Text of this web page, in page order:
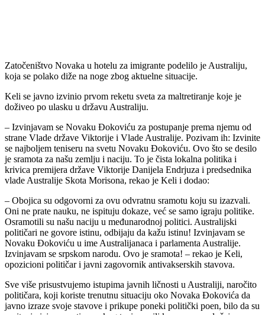
Zatočeništvo Novaka u hotelu za imigrante podelilo je Australiju,
koja se polako diže na noge zbog aktuelne situacije.
Keli se javno izvinio prvom reketu sveta za maltretiranje koje je
doživeo po ulasku u državu Australiju.
– Izvinjavam se Novaku Đokoviću za postupanje prema njemu od
strane Vlade države Viktorije i Vlade Australije. Pozivam ih: Izvinite
se najboljem teniseru na svetu Novaku Đokoviću. Ovo što se desilo
je sramota za našu zemlju i naciju. To je čista lokalna politika i
krivica premijera države Viktorije Danijela Endrjuza i predsednika
vlade Australije Skota Morisona, rekao je Keli i dodao:
– Obojica su odgovorni za ovu odvratnu sramotu koju su izazvali.
Oni ne prate nauku, ne ispituju dokaze, već se samo igraju politike.
Osramotili su našu naciju u međunarodnoj politici. Australijski
političari ne govore istinu, odbijaju da kažu istinu! Izvinjavam se
Novaku Đokoviću u ime Australijanaca i parlamenta Australije.
Izvinjavam se srpskom narodu. Ovo je sramota! – rekao je Keli,
opozicioni političar i javni zagovornik antivakserskih stavova.
Sve više prisustvujemo istupima javnih ličnosti u Australiji, naročito
političara, koji koriste trenutnu situaciju oko Novaka Đokovića da
javno izraze svoje stavove i prikupe poneki politički poen, bilo da su